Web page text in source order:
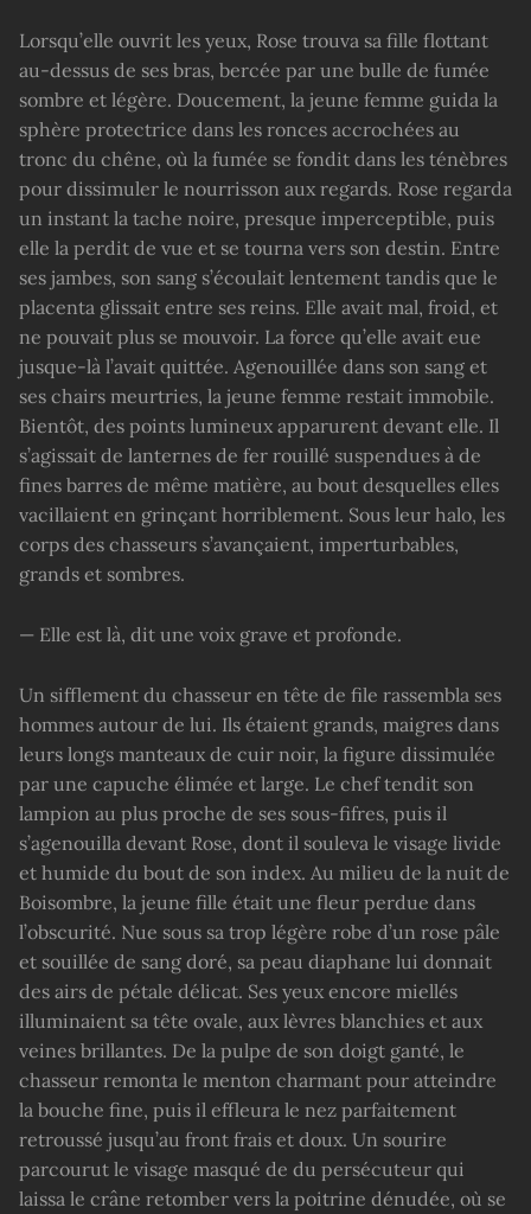
Lorsqu’elle ouvrit les yeux, Rose trouva sa fille flottant
au-dessus de ses bras, bercée par une bulle de fumée
sombre et légère. Doucement, la jeune femme guida la
sphère protectrice dans les ronces accrochées au
tronc du chêne, où la fumée se fondit dans les ténèbres
pour dissimuler le nourrisson aux regards. Rose regarda
un instant la tache noire, presque imperceptible, puis
elle la perdit de vue et se tourna vers son destin. Entre
ses jambes, son sang s’écoulait lentement tandis que le
placenta glissait entre ses reins. Elle avait mal, froid, et
ne pouvait plus se mouvoir. La force qu’elle avait eue
jusque-là l’avait quittée. Agenouillée dans son sang et
ses chairs meurtries, la jeune femme restait immobile.
Bientôt, des points lumineux apparurent devant elle. Il
s’agissait de lanternes de fer rouillé suspendues à de
fines barres de même matière, au bout desquelles elles
vacillaient en grinçant horriblement. Sous leur halo, les
corps des chasseurs s’avançaient, imperturbables,
grands et sombres.
— Elle est là, dit une voix grave et profonde.
Un sifflement du chasseur en tête de file rassembla ses
hommes autour de lui. Ils étaient grands, maigres dans
leurs longs manteaux de cuir noir, la figure dissimulée
par une capuche élimée et large. Le chef tendit son
lampion au plus proche de ses sous-fifres, puis il
s’agenouilla devant Rose, dont il souleva le visage livide
et humide du bout de son index. Au milieu de la nuit de
Boisombre, la jeune fille était une fleur perdue dans
l’obscurité. Nue sous sa trop légère robe d’un rose pâle
et souillée de sang doré, sa peau diaphane lui donnait
des airs de pétale délicat. Ses yeux encore miellés
illuminaient sa tête ovale, aux lèvres blanchies et aux
veines brillantes. De la pulpe de son doigt ganté, le
chasseur remonta le menton charmant pour atteindre
la bouche fine, puis il effleura le nez parfaitement
retroussé jusqu’au front frais et doux. Un sourire
parcourut le visage masqué de du persécuteur qui
laissa le crâne retomber vers la poitrine dénudée, où se